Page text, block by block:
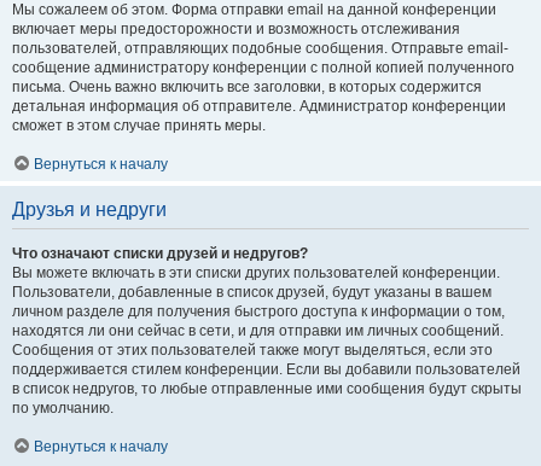
Мы сожалеем об этом. Форма отправки email на данной конференции
включает меры предосторожности и возможность отслеживания
пользователей, отправляющих подобные сообщения. Отправьте email-
сообщение администратору конференции с полной копией полученного
письма. Очень важно включить все заголовки, в которых содержится
детальная информация об отправителе. Администратор конференции
сможет в этом случае принять меры.
Вернуться к началу
Друзья и недруги
Что означают списки друзей и недругов?
Вы можете включать в эти списки других пользователей конференции.
Пользователи, добавленные в список друзей, будут указаны в вашем
личном разделе для получения быстрого доступа к информации о том,
находятся ли они сейчас в сети, и для отправки им личных сообщений.
Сообщения от этих пользователей также могут выделяться, если это
поддерживается стилем конференции. Если вы добавили пользователей
в список недругов, то любые отправленные ими сообщения будут скрыты
по умолчанию.
Вернуться к началу